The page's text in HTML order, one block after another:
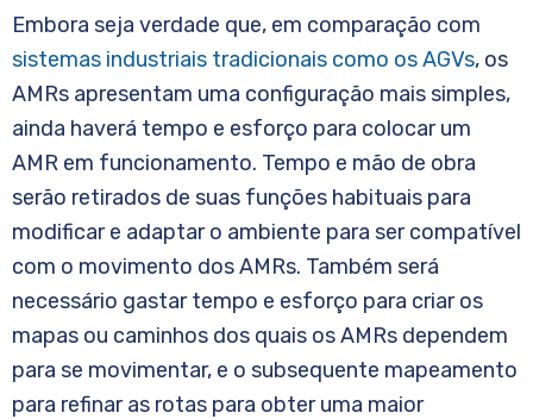
Embora seja verdade que, em comparação com
sistemas industriais tradicionais como os AGVs, os
AMRs apresentam uma configuração mais simples,
ainda haverá tempo e esforço para colocar um
AMR em funcionamento. Tempo e mão de obra
serão retirados de suas funções habituais para
modificar e adaptar o ambiente para ser compatível
com o movimento dos AMRs. Também será
necessário gastar tempo e esforço para criar os
mapas ou caminhos dos quais os AMRs dependem
para se movimentar, e o subsequente mapeamento
para refinar as rotas para obter uma maior